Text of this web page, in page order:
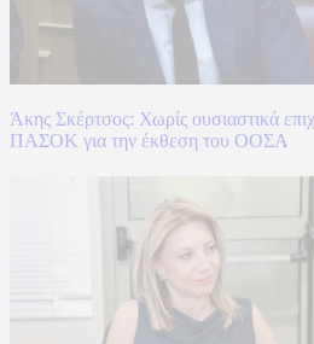
Άκης Σκέρτσος: Χωρίς ουσιαστικά
ΠΑΣΟΚ για την έκθεση του ΟΟΣΑ